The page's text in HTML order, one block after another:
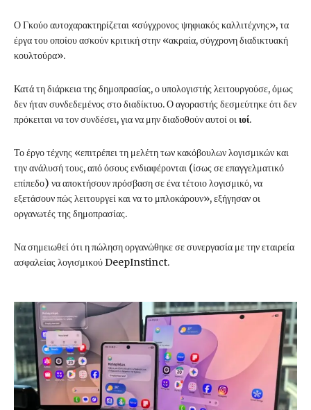
Ο Γκούο αυτοχαρακτηρίζεται «σύγχρονος ψηφιακός καλλιτέχνης», τα
έργα του οποίου ασκούν κριτική στην «ακραία, σύγχρονη διαδικτυακή
κουλτούρα».
Κατά τη διάρκεια της δημοπρασίας, ο υπολογιστής λειτουργούσε, όμως
δεν ήταν συνδεδεμένος στο διαδίκτυο. Ο αγοραστής δεσμεύτηκε ότι δεν
πρόκειται να τον συνδέσει, για να μην διαδοθούν αυτοί οι ιοί.
Το έργο τέχνης «επιτρέπει τη μελέτη των κακόβουλων λογισμικών και
την ανάλυσή τους, από όσους ενδιαφέρονται (ίσως σε επαγγελματικό
επίπεδο) να αποκτήσουν πρόσβαση σε ένα τέτοιο λογισμικό, να
εξετάσουν πώς λειτουργεί και να το μπλοκάρουν», εξήγησαν οι
οργανωτές της δημοπρασίας.
Να σημειωθεί ότι η πώληση οργανώθηκε σε συνεργασία με την εταιρεία
ασφαλείας λογισμικού DeepInstinct.